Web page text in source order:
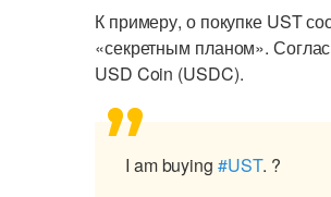
К примеру, о покупке UST
«секретным планом».
USD Coin (USDC).
I am buying #UST. ?